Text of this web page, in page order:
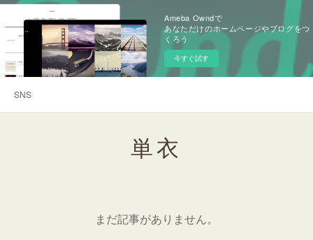
Ameba Owndで
あなただけのホームページやブログをつ
くろう
今すぐ試す
SNS
単衣
まだ記事がありません。